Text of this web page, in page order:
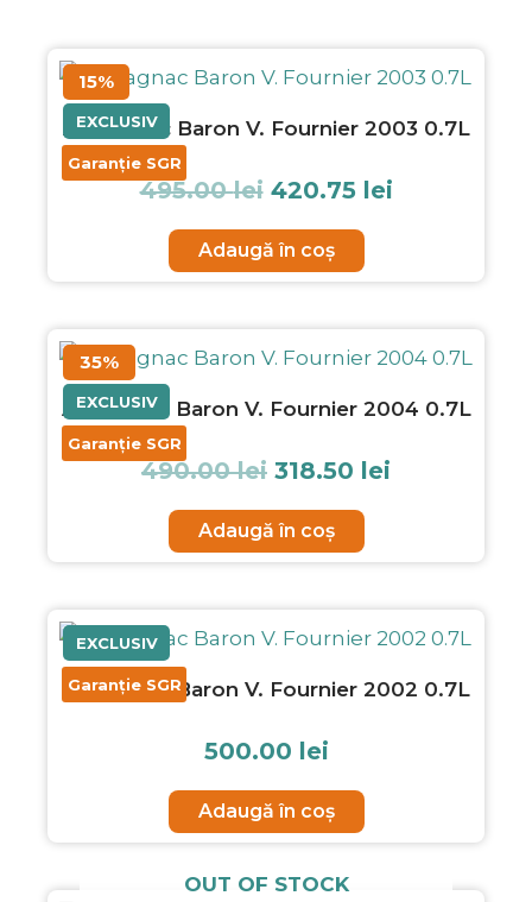
15%
EXCLUSIV
Garanție SGR
Armagnac Baron V. Fournier 2003 0.7L
495.00lei
Prețul
inițial
a
495.00 lei.
420.75 lei
Prețul
curent
este:
Adaugă în coș
35%
EXCLUSIV
Garanție SGR
Armagnac Baron V. Fournier 2004 0.7L
490.00lei
Prețul
inițial
a
490.00 lei.
318.50 lei
Prețul
curent
este:
Adaugă în coș
EXCLUSIV
Garanție SGR
Armagnac Baron V. Fournier 2002 0.7L
500.00 lei
Adaugă în coș
OUT OF STOCK